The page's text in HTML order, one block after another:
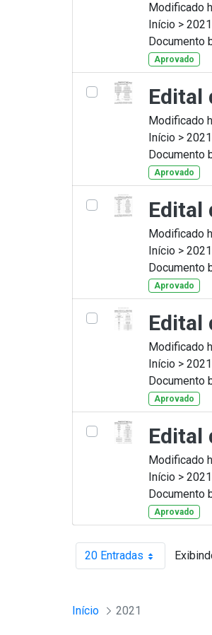
Modificado
Início > 2021
Documento
Aprovado
Edital
Modificado
Início > 2021
Documento
Aprovado
Edital
Modificado
Início > 2021
Documento
Aprovado
Edital
Modificado
Início > 2021
Documento
Aprovado
Edital
Modificado
Início > 2021
Documento
Aprovado
20 EntradasPor página
Início 2021